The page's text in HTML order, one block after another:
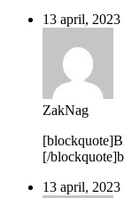
13 april,
ZakNag
[/
13 april,